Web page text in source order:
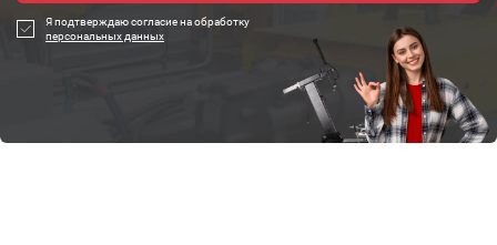
Я подтверждаю согласие на обработку
персональных данных